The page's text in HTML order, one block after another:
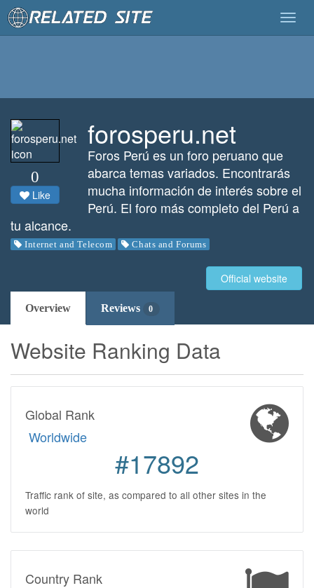
0
Like
forosperu.net
Foros Perú es un foro peruano que
abarca temas variados. Encontrarás
mucha información de interés sobre el
Perú. El foro más completo del Perú a
tu alcance.
Internet and Telecom Chats and Forums
Official website
Overview Reviews 0
Website Ranking Data
Global Rank
Worldwide
#17892
Traffic rank of site, as compared to all other sites in the
world
Country Rank